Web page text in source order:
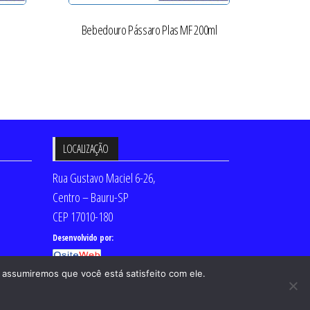
Bebedouro Pássaro Plas MF 200ml
LOCALIZAÇÃO
Rua Gustavo Maciel 6-26,
Centro – Bauru-SP
CEP 17010-180
Desenvolvido por:
que você está satisfeito com ele.